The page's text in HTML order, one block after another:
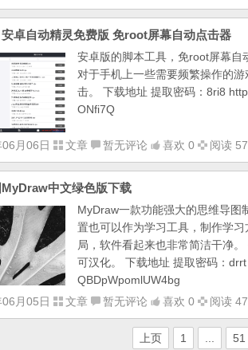
安卓自动精灵免费版 免root屏幕自动点击器
安卓版的脚本工具，免root屏幕自
对于手机上一些需要频繁操作的
击。 下载地址 提取密码：8ri8
ONfi7Q
月06日 文章 暂无评论 喜欢 0 阅读
中文绿色版下载
MyDraw一款功能强大的思维导图
置也可以作为学习工具，制作学
局，软件看起来也非常简洁干净
可汉化。 下载地址 提取密码：
QBDpWpomlUW4bg
月05日
文章 暂无评论 喜欢 0 阅读
上页 1 ... 51